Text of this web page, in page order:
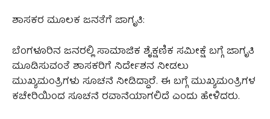
ಶಾಸಕರ ಮೂಲಕ ಜನತೆಗೆ ಜಾಗೃತಿ:
ಬೆಂಗಳೂರಿನ ಜನರಲ್ಲಿ ಸಾಮಾಜಿಕ ಶೈಕ್ಷಣಿಕ ಸಮೀಕ್ಷೆ ಬಗ್ಗೆ ಜಾಗೃತಿ
ಮೂಡಿಸುವಂತೆ ಶಾಸಕರಿಗೆ ನಿರ್ದೇಶನ ನೀಡಲು
ಮುಖ್ಯಮಂತ್ರಿಗಳು ಸೂಚನೆ ನೀಡಿದ್ದಾರೆ. ಈ ಬಗ್ಗೆ ಮುಖ್ಯಮಂತ್ರಿಗಳ
ಕಚೇರಿಯಿಂದ ಸೂಚನೆ ರವಾನೆಯಾಗಲಿದೆ ಎಂದು ಹೇಳಿದರು.